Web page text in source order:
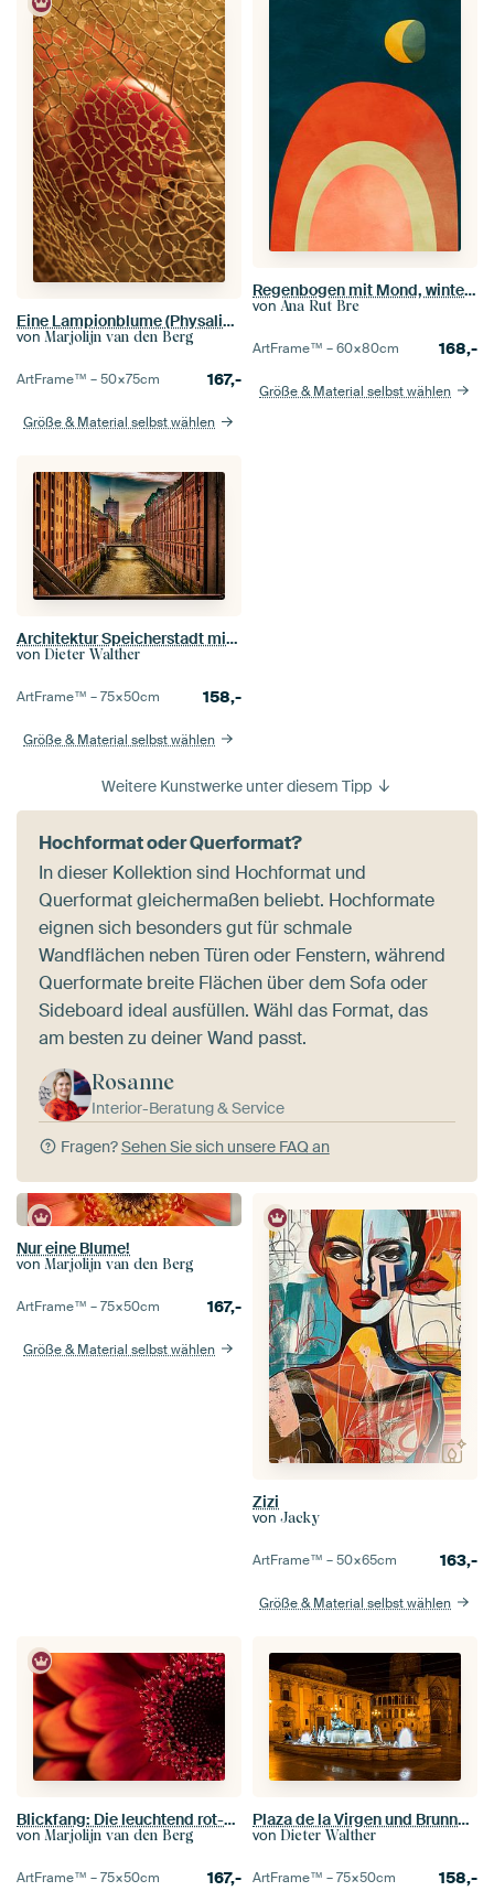
Eine Lampionblume (Physalis) im warmen goldenen Licht
von Marjolijn van den Berg
ArtFrame™ –50×75cm 167,-
Größe & Material selbst wählen
Regenbogen mit Mond, winterlich
von Ana Rut Bre
ArtFrame™ –60×80cm 168,-
Größe & Material selbst wählen
Architektur Speicherstadt mit Kehrwiederfleet in Hamburg
von Dieter Walther
ArtFrame™ –75×50cm 158,-
Größe & Material selbst wählen
Weitere Kunstwerke unter diesem Tipp
Hochformat oder Querformat?
In dieser Kollektion sind Hochformat und
Querformat gleichermaßen beliebt. Hochformate
eignen sich besonders gut für schmale
Wandflächen neben Türen oder Fenstern, während
Querformate breite Flächen über dem Sofa oder
Sideboard ideal ausfüllen. Wähl das Format, das
am besten zu deiner Wand passt.
Rosanne
Interior-Beratung & Service
Fragen?Sehen Sie sich unsere FAQ an
Nur eine Blume!
von Marjolijn van den Berg
ArtFrame™ –75×50cm 167,-
Größe & Material selbst wählen
Zizi
von Jacky
ArtFrame™ –50×65cm 163,-
Größe & Material selbst wählen
Blickfang: Die leuchtend rot-orangefarbene Gerbera
von Marjolijn van den Berg
ArtFrame™ –75×50cm 167,-
Plaza de la Virgen und Brunnen in Valencia Spanien Nachtaufnahme
von Dieter Walther
ArtFrame™ –75×50cm 158,-